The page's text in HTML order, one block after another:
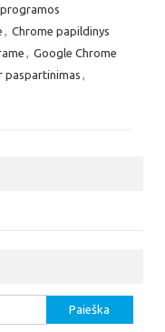
Chrome papildinys
Google Chrome
paspartinimas